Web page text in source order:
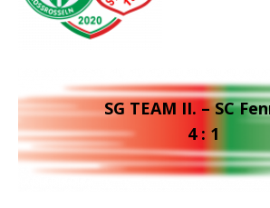
SG TEAM II. – SC
4 : 1